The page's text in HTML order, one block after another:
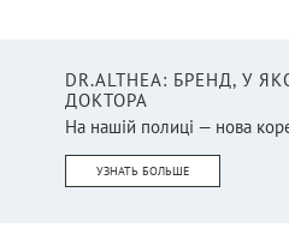
DR.ALTHEA: БРЕНД, У
ДОКТОРА
На нашій полиці — нова
УЗНАТЬ БОЛЬШЕ